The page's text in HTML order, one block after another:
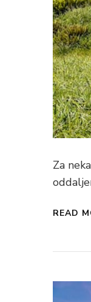
Za
READ